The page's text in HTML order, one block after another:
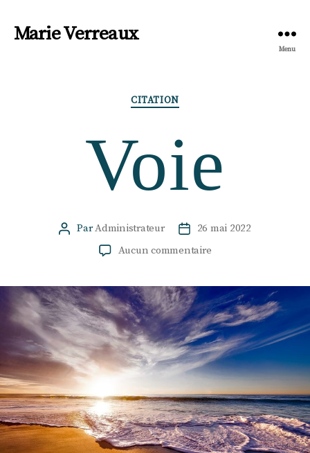
Marie Verreaux
Menu
Catégories
CITATION
Voie
Auteur
ParAdministrateur
Date26 mai 2022
Aucun commentairesur